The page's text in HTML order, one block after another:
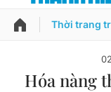
PODCAST
Thông tin tài
Thời trang
Hóa nàng